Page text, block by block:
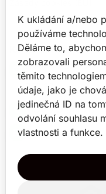
K ukládání a/nebo
používáme
Děláme to,
zobrazovali
těmito
údaje, jako je
jedinečná ID na
odvolání souhlasu
vlastnosti a funkce.
Kontaktní údaje
Hasičská 550/50,
Ostrava-Hrabůvka
700 30
+420 737 914 717
crm@ramisys.cz